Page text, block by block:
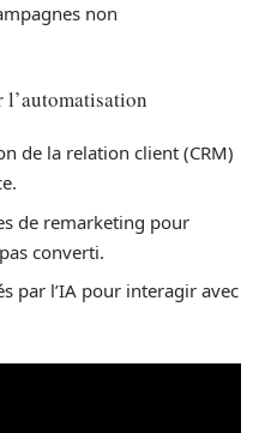
non
de la relation client (CRM)
de remarketing pour
converti.
par l’IA pour interagir avec